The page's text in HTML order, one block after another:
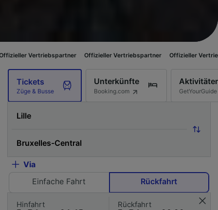
Offizieller Vertriebspartner Offizieller Vertriebspartner
Tickets
Züge & Busse
Unterkünfte
Booking.com GetYourGuide
Via
Einfache Fahrt
Rückfahrt
Hinfahrt Rückfahrt